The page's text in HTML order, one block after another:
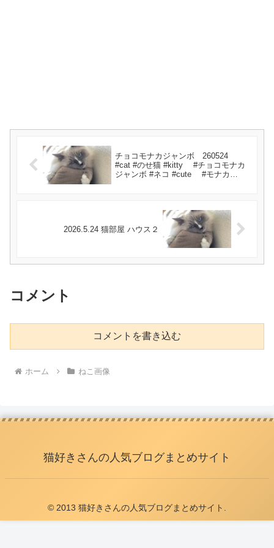
チョコモナカジャンボ 260524
#cat #のせ猫 #kitty #チョコモナカ
ジャンボ #ネコ #cute #モナカ
2026.5.24 猫部屋 ハウス２
コメント
コメントを書き込む
ホーム ねこ画像
猫好きさんの人気ブログまとめサイト
© 2013 猫好きさんの人気ブログまとめサイト.